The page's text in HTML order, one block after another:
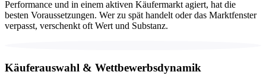
Performance und in einem aktiven Käufermarkt agiert, hat die
besten Voraussetzungen. Wer zu spät handelt oder das Marktfenster
verpasst, verschenkt oft Wert und Substanz.
Käuferauswahl & Wettbewerbsdynamik